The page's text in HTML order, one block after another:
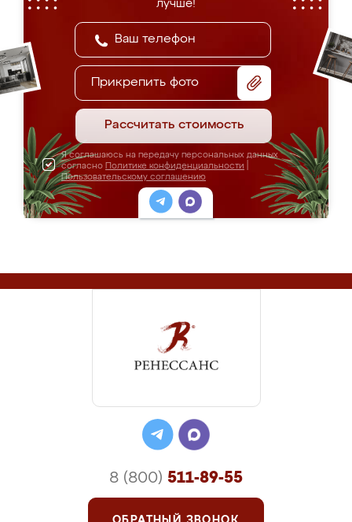
лучше!
Прикрепить фото
Рассчитать стоимость
Я соглашаюсь на передачу персональных данных
согласно Политике конфиденциальности
Пользовательскому соглашению
8 (800) 511-89-55